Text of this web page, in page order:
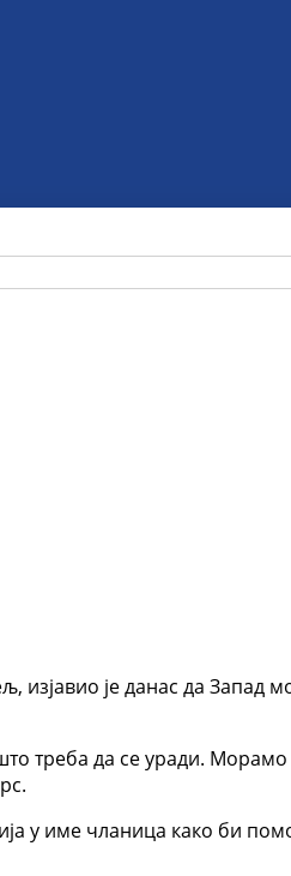
је данас да Запад
треба да се уради.
у име чланица како би